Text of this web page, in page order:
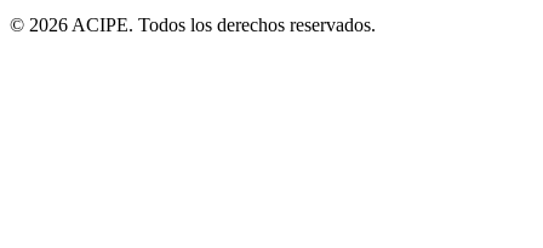
© 2026 ACIPE. Todos los derechos reservados.